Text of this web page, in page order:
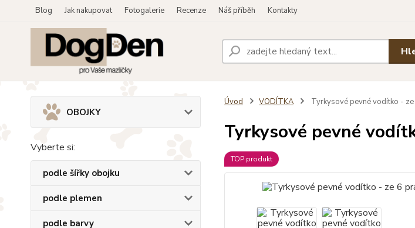
Blog Jak nakupovat Fotogalerie Recenze Náš příběh Kontakty
OBOJKY
Vyberte si:
podle šířky obojku
podle plemen
podle barvy
Úvod VODÍTKA Tyrkysové pevné vodítko -
Tyrkysové pevné
TOP produkt